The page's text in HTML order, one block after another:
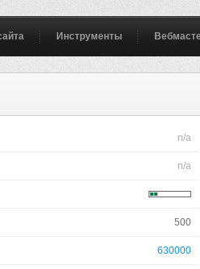
Инструменты
n/a
n/a
500
630000